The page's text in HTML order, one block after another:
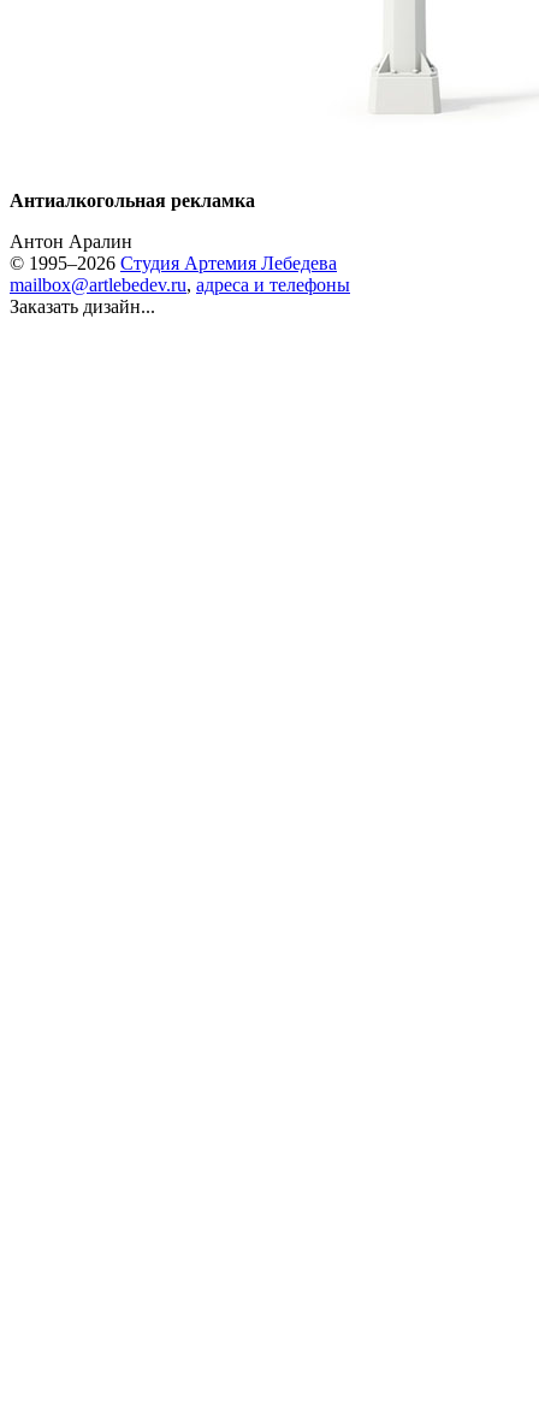
Антиалкогольная рекламка
Антон Аралин
© 1995–2026 Студия Артемия Лебедева
mailbox@artlebedev.ru, адреса и телефоны
Заказать дизайн...